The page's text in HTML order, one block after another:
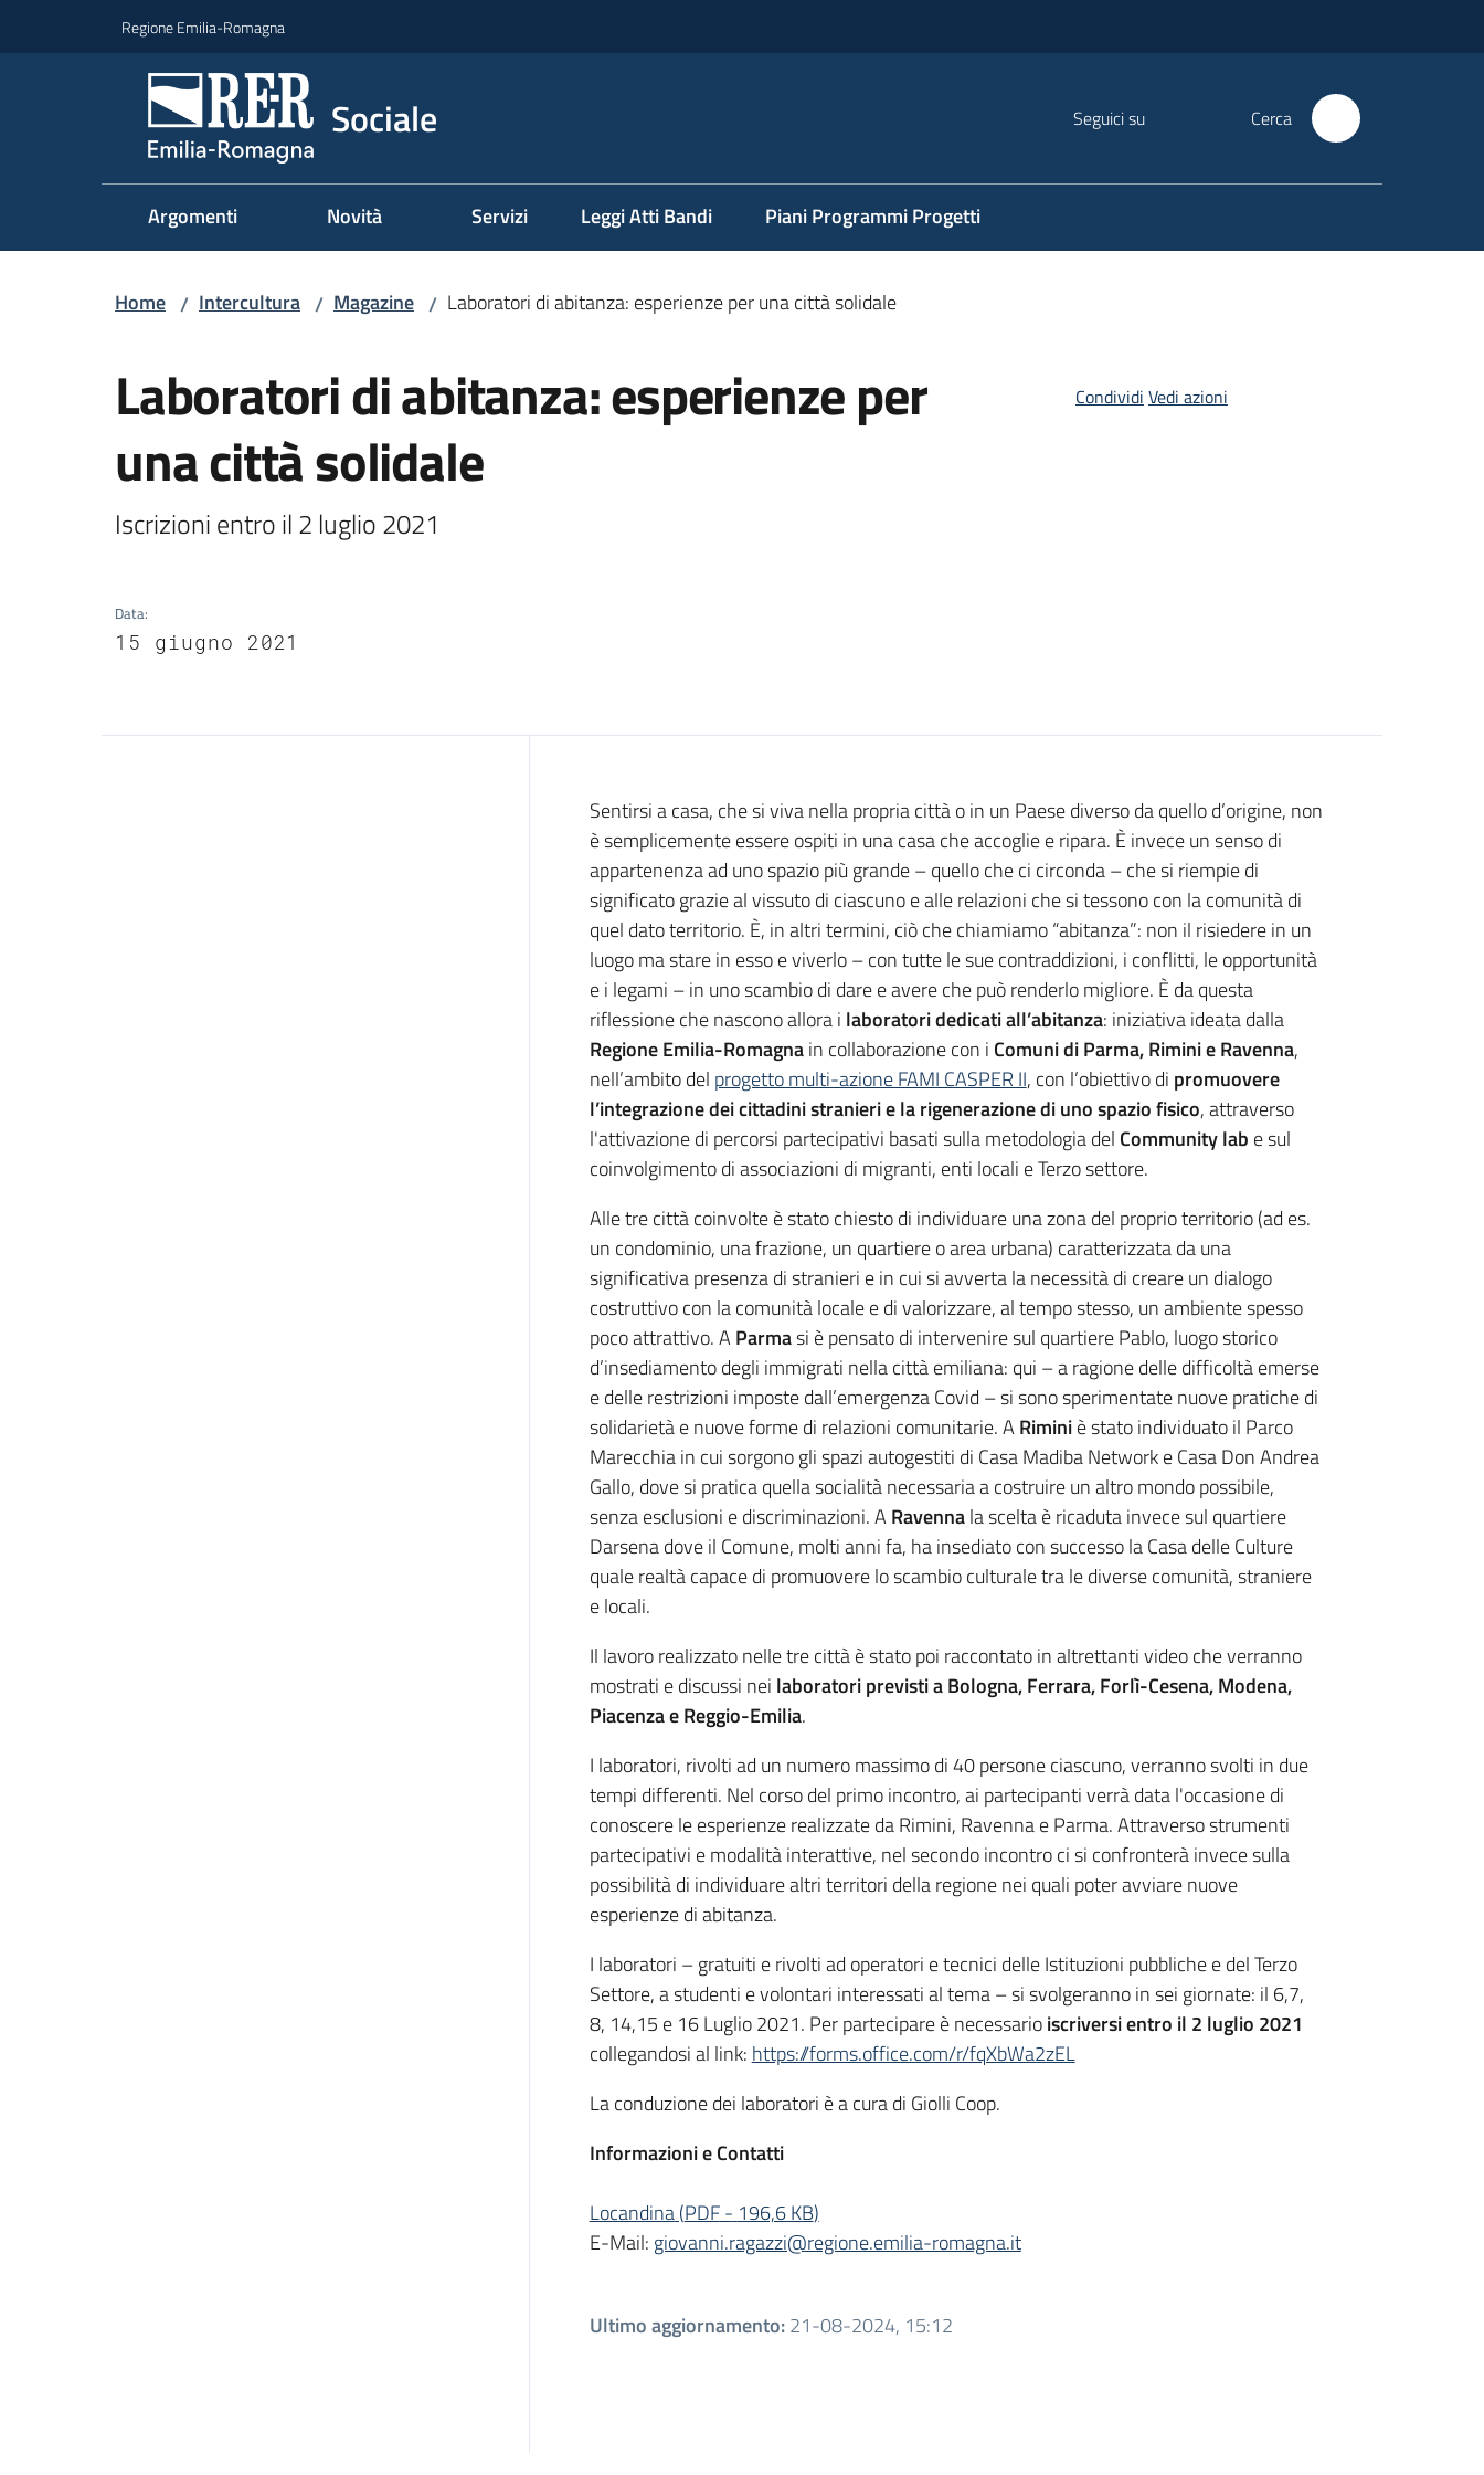
Regione Emilia-Romagna
Sociale Seguici su Cerca
Argomenti Novità Servizi Leggi Atti Bandi Piani Programmi Progetti
Home / Intercultura / Magazine / Laboratori di abitanza: esperienze per una città solidale
Laboratori di abitanza: esperienze per
una città solidale
Iscrizioni entro il 2 luglio 2021
Data:
15 giugno 2021
Condividi Vedi azioni
Introduzione
Sentirsi a casa, che si viva nella propria città o in un Paese diverso da quello d’origine, non
è semplicemente essere ospiti in una casa che accoglie e ripara. È invece un senso di
appartenenza ad uno spazio più grande – quello che ci circonda – che si riempie di
significato grazie al vissuto di ciascuno e alle relazioni che si tessono con la comunità di
quel dato territorio. È, in altri termini, ciò che chiamiamo “abitanza”: non il risiedere in un
luogo ma stare in esso e viverlo – con tutte le sue contraddizioni, i conflitti, le opportunità
e i legami – in uno scambio di dare e avere che può renderlo migliore. È da questa
riflessione che nascono allora i laboratori dedicati all’abitanza: iniziativa ideata dalla
Regione Emilia-Romagnain collaborazione con i Comuni di Parma, Rimini e Ravenna,
nell’ambito del progetto multi-azione FAMI CASPER II, con l’obiettivo di promuovere
l’integrazione dei cittadini stranieri e la rigenerazione di uno spazio fisico, attraverso
l'attivazione di percorsi partecipativi basati sulla metodologia del Community lab e sul
coinvolgimento di associazioni di migranti, enti locali e Terzo settore.
Alle tre città coinvolte è stato chiesto di individuare una zona del proprio territorio (ad es.
un condominio, una frazione, un quartiere o area urbana) caratterizzata da una
significativa presenza di stranieri e in cui si avverta la necessità di creare un dialogo
costruttivo con la comunità locale e di valorizzare, al tempo stesso, un ambiente spesso
poco attrattivo. A Parmasi è pensato di intervenire sul quartiere Pablo, luogo storico
d’insediamento degli immigrati nella città emiliana: qui – a ragione delle difficoltà emerse
e delle restrizioni imposte dall’emergenza Covid – si sono sperimentate nuove pratiche di
solidarietà e nuove forme di relazioni comunitarie. A Riminiè stato individuato il Parco
Marecchia in cui sorgono gli spazi autogestiti di Casa Madiba Network e Casa Don Andrea
Gallo, dove si pratica quella socialità necessaria a costruire un altro mondo possibile,
senza esclusioni e discriminazioni. A Ravennala scelta è ricaduta invece sul quartiere
Darsena dove il Comune, molti anni fa, ha insediato con successo la Casa delle Culture
quale realtà capace di promuovere lo scambio culturale tra le diverse comunità, straniere
e locali.
Il lavoro realizzato nelle tre città è stato poi raccontato in altrettanti video che verranno
mostrati e discussi nei laboratori previsti a Bologna, Ferrara, Forlì-Cesena, Modena,
Piacenza e Reggio-Emilia.
I laboratori, rivolti ad un numero massimo di 40 persone ciascuno, verranno svolti in due
tempi differenti. Nel corso del primo incontro, ai partecipanti verrà data l'occasione di
conoscere le esperienze realizzate da Rimini, Ravenna e Parma. Attraverso strumenti
partecipativi e modalità interattive, nel secondo incontro ci si confronterà invece sulla
possibilità di individuare altri territori della regione nei quali poter avviare nuove
esperienze di abitanza.
I laboratori – gratuiti e rivolti ad operatori e tecnici delle Istituzioni pubbliche e del Terzo
Settore, a studenti e volontari interessati al tema – si svolgeranno in sei giornate: il 6,7,
8, 14,15 e 16 Luglio 2021. Per partecipare è necessarioiscriversi entro il 2 luglio 2021
collegandosi al link: https://forms.office.com/r/fqXbWa2zEL
La conduzione dei laboratori è a cura di Giolli Coop.
Informazioni e Contatti
Locandina(PDF- 196,6 KB)
E-Mail: giovanni.ragazzi@regione.emilia-romagna.it
Ultimo aggiornamento:21-08-2024, 15:12